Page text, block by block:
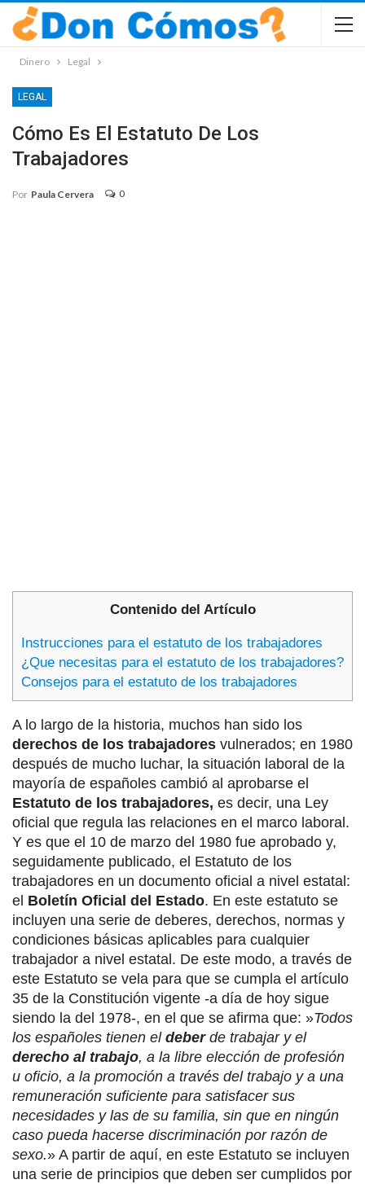
Dinero Legal
LEGAL
Cómo Es El Estatuto De Los
Trabajadores
Por Paula Cervera 0
Contenido del Artículo
Instrucciones para el estatuto de los trabajadores
¿Que necesitas para el estatuto de los trabajadores?
Consejos para el estatuto de los trabajadores
A lo largo de la historia, muchos han sido los
derechos de los trabajadores vulnerados; en 1980
después de mucho luchar, la situación laboral de la
mayoría de españoles cambió al aprobarse el
Estatuto de los trabajadores, es decir, una Ley
oficial que regula las relaciones en el marco laboral.
Y es que el 10 de marzo del 1980 fue aprobado y,
seguidamente publicado, el Estatuto de los
trabajadores en un documento oficial a nivel estatal:
el Boletín Oficial del Estado. En este estatuto se
incluyen una serie de deberes, derechos, normas y
condiciones básicas aplicables para cualquier
trabajador a nivel estatal. De este modo, a través de
este Estatuto se vela para que se cumpla el artículo
35 de la Constitución vigente -a día de hoy sigue
siendo la del 1978-, en el que se afirma que: »Todos
los españoles tienen el deberde trabajar y el
derecho al trabajo, a la libre elección de profesión
u oficio, a la promoción a través del trabajo y a una
remuneración suficiente para satisfacer sus
necesidades y las de su familia, sin que en ningún
caso pueda hacerse discriminación por razón de
sexo.» A partir de aquí, en este Estatuto se incluyen
una serie de principios que deben ser cumplidos por